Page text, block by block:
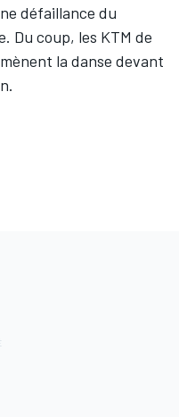
défaillance du
Du coup, les KTM de
la danse devant